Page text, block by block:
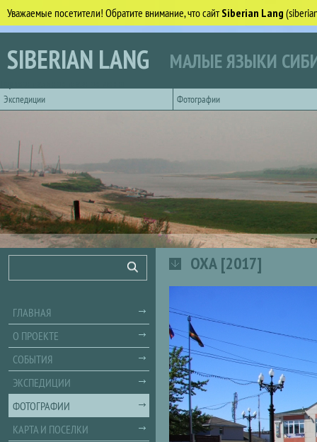
Уважаемые посетители! Обратите внимание, что сайтSiberian Lang
Перейти к основному содержанию
SIBERIAN LANG МАЛЫЕ ЯЗЫКИ
Экспедиции
Фотографии
ОХА [2017]
Поиск
ГЛАВНАЯ
О ПРОЕКТЕ
СОБЫТИЯ
ЭКСПЕДИЦИИ
ФОТОГРАФИИ
КАРТА И ПОСЕЛКИ